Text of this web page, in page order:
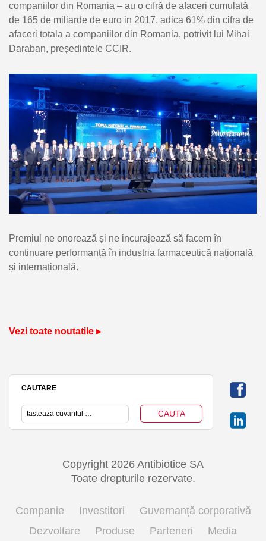
companiilor din Romania – au o cifră de afaceri cumulată
de 165 de miliarde de euro in 2017, adica 61% din cifra de
afaceri totala a companiilor din Romania, potrivit lui Mihai
Daraban, președintele CCIR.
Premiul ne onorează și ne incurajează să facem în
continuare performanță în industria farmaceutică națională
și internațională.
Vezi toate noutatile ▸
CAUTARE
Copyright 2026 Antibiotice SA
Toate drepturile rezervate.
Companie Investitori
Guvernanță corporativă
Dezvoltare
Produse Parteneri Media